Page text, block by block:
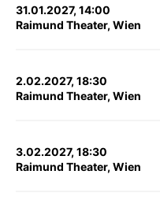
31.01.2027, 14:00
Raimund Theater, Wien
2.02.2027, 18:30
Raimund Theater, Wien
3.02.2027, 18:30
Raimund Theater, Wien